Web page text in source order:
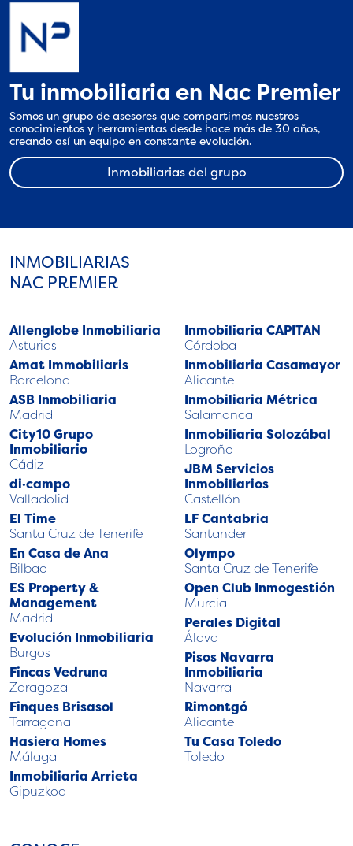
Tu inmobiliaria en Nac Premier
Somos un grupo de asesores que compartimos nuestros
conocimientos y herramientas desde hace más de 30 años,
creando así un equipo en constante evolución.
Inmobiliarias del grupo
INMOBILIARIAS
NAC PREMIER
Allenglobe Inmobiliaria
Asturias
Amat Immobiliaris
Barcelona
ASB Inmobiliaria
Madrid
City10 Grupo
Inmobiliario
Cádiz
di·campo
Valladolid
El Time
Santa Cruz de Tenerife
En Casa de Ana
Bilbao
ES Property &
Management
Madrid
Evolución Inmobiliaria
Burgos
Fincas Vedruna
Zaragoza
Finques Brisasol
Tarragona
Hasiera Homes
Málaga
Inmobiliaria Arrieta
Gipuzkoa
Inmobiliaria CAPITAN
Córdoba
Inmobiliaria Casamayor
Alicante
Inmobiliaria Métrica
Salamanca
Inmobiliaria Solozábal
Logroño
JBM Servicios
Inmobiliarios
Castellón
LF Cantabria
Santander
Olympo
Santa Cruz de Tenerife
Open Club Inmogestión
Murcia
Perales Digital
Álava
Pisos Navarra
Inmobiliaria
Navarra
Rimontgó
Alicante
Tu Casa Toledo
Toledo